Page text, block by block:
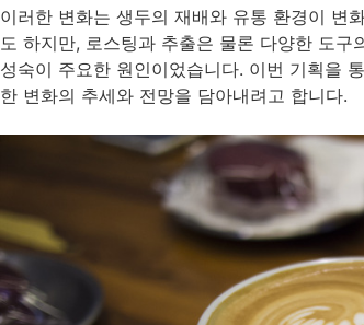
이러한 변화는 생두의 재배와 유통 환경이 변
도 하지만, 로스팅과 추출은 물론 다양한 도
성숙이 주요한 원인이었습니다. 이번 기획을
한 변화의 추세와 전망을 담아내려고 합니다.